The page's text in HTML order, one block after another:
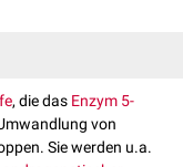
, die das Enzym 5-
von
Sie werden u.a.